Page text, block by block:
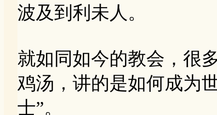
波及到利未人。
就如同如今的教会，很
鸡汤，讲的是如何成为
士”。